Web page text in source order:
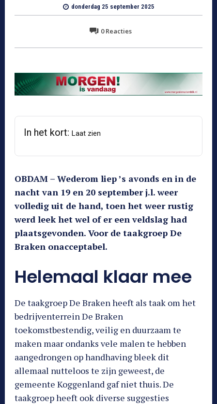
donderdag 25 september 2025
0Reacties
In het kort: Laat zien
OBDAM – Wederom liep ’s avonds en in de
nacht van 19 en 20 september j.l. weer
volledig uit de hand, toen het weer rustig
werd leek het wel of er een veldslag had
plaatsgevonden. Voor de taakgroep De
Braken onacceptabel.
Helemaal klaar mee
De taakgroep De Braken heeft als taak om het
bedrijventerrein De Braken
toekomstbestendig, veilig en duurzaam te
maken maar ondanks vele malen te hebben
aangedrongen op handhaving bleek dit
allemaal nutteloos te zijn geweest, de
gemeente Koggenland gaf niet thuis. De
taakgroep heeft ook diverse suggesties